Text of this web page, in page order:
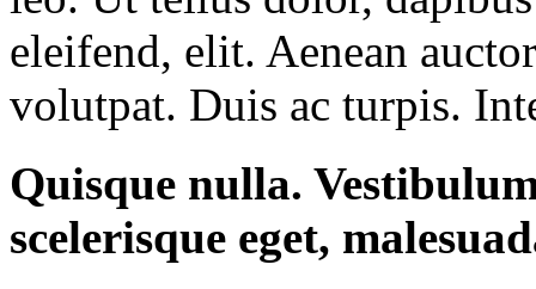
eleifend, elit. Aenean
volutpat. Duis ac turpis.
Quisque nulla.
scelerisque eget,